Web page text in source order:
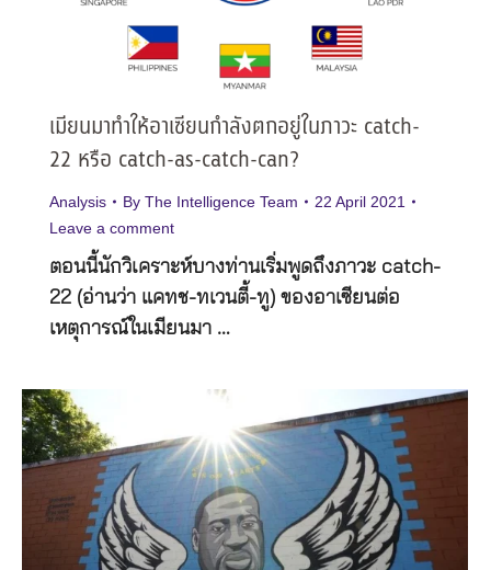
เมียนมาทำให้อาเซียนกำลังตกอยู่ในภาวะ catch-
22 หรือ catch-as-catch-can?
Analysis By The Intelligence Team
22 April 2021
Leave a comment
ตอนนี้นักวิเคราะห์บางท่านเริ่มพูดถึงภาวะ catch-
22 (อ่านว่า แคทช-ทเวนตี้-ทู) ของอาเซียนต่อ
เหตุการณ์ในเมียนมา …